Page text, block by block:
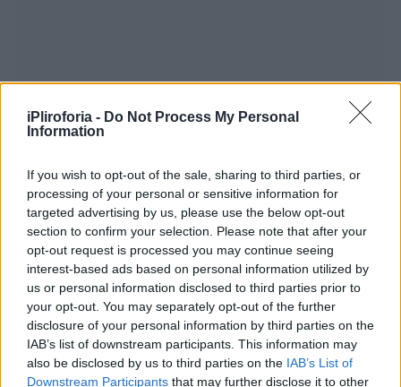
iPliroforia - Do Not Process My Personal
Information
If you wish to opt-out of the sale, sharing to third parties, or
processing of your personal or sensitive information for
targeted advertising by us, please use the below opt-out
section to confirm your selection. Please note that after your
opt-out request is processed you may continue seeing
interest-based ads based on personal information utilized by
us or personal information disclosed to third parties prior to
your opt-out. You may separately opt-out of the further
disclosure of your personal information by third parties on the
IAB’s list of downstream participants. This information may
also be disclosed by us to third parties on the IAB’s List of
Downstream Participants that may further disclose it to other
ΠερισσότερεςΕιδήσεις σήμερα